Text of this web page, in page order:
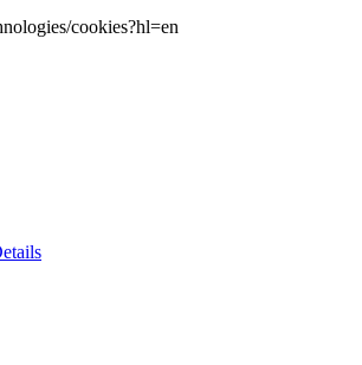
cookies?hl=en